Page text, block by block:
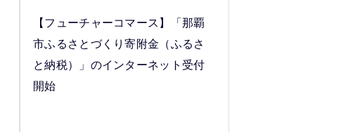
【フューチャーコマース】「那覇
市ふるさとづくり寄附金（ふるさ
と納税）」のインターネット受付
開始